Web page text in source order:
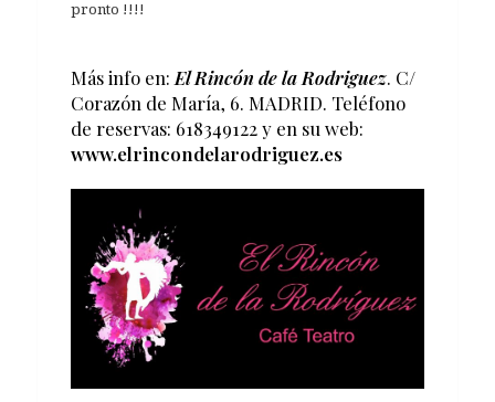
pronto !!!!
Más info en:El Rincón de la Rodriguez. C/
Corazón de María, 6. MADRID. Teléfono
de reservas: 618349122 y en su web:
www.elrincondelarodriguez.es